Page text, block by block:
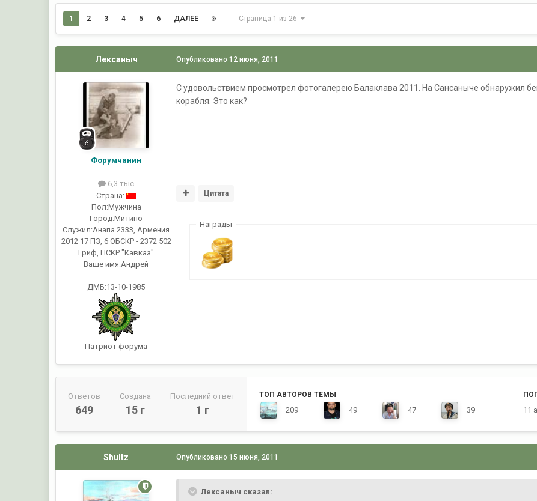
1 2 3 4 5 6 ДАЛЕЕ Страница 1 из 26
Лексаныч
Форумчанин
6,3 тыс
Страна:
Пол:Мужчина
Город:Митино
Служил:Анапа 2333, Армения
2012 17 ПЗ, 6 ОБСКР - 2372 502
Гриф, ПСКР "Кавказ"
Ваше имя:Андрей
ДМБ:13-10-1985
Патриот форума
Опубликовано12 июня, 2011
С удовольствием просмотрел фотогалерею Балаклава 2011. На Сансаныче обнаружил
корабля. Это как?
Цитата
Награды
Ответов
649
Создана
15 г
Последний ответ
1 г
ТОП АВТОРОВ ТЕМЫ
209 49 47 39 11
Shultz Опубликовано15 июня, 2011
Лексаныч сказал: